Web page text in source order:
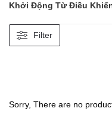
Khởi Động Từ Điều
Filter
Sorry, There are no